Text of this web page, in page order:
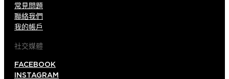
常見問題
聯絡我們
我的帳戶
社交媒體
FACEBOOK
INSTAGRAM